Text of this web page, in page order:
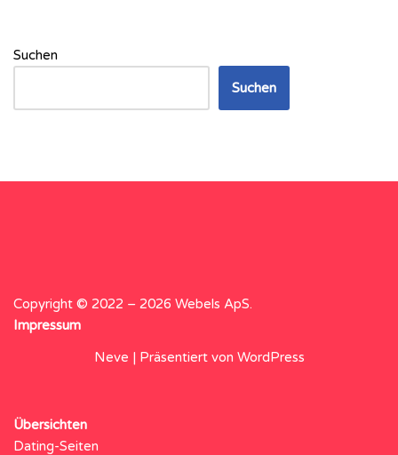
Suchen
Suchen
Copyright © 2022 – 2026 Webels ApS.
Impressum
Neve | Präsentiert von WordPress
Übersichten
Dating-Seiten